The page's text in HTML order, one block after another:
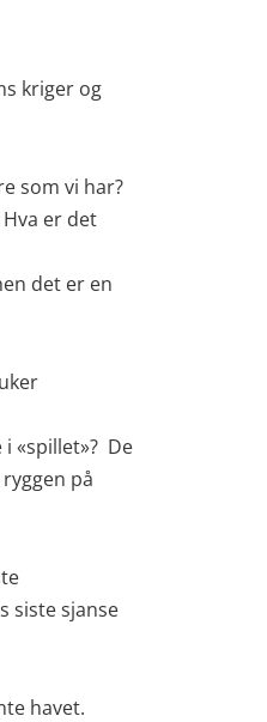
kriger og
som vi har?
Hva er det
det er en
«spillet»? De
på
siste sjanse
havet.